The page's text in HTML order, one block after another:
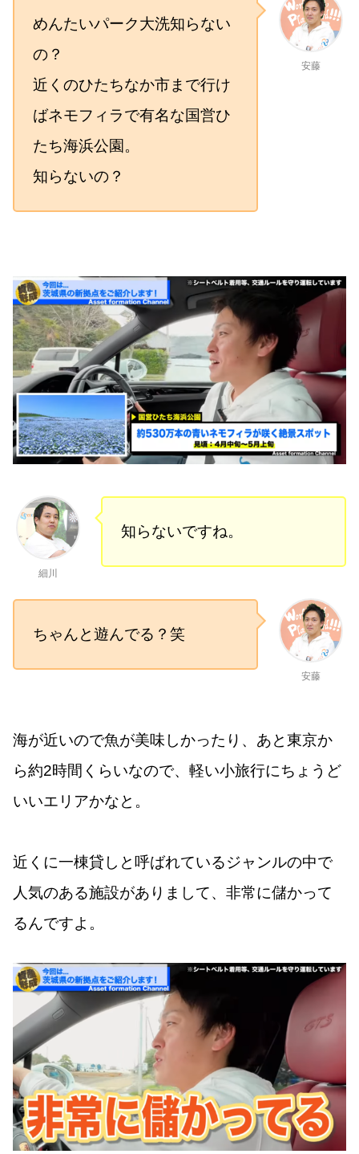
安藤
めんたいパーク大洗知らない
の？
近くのひたちなか市まで行け
ばネモフィラで有名な国営ひ
たち海浜公園。
知らないの？
細川
知らないですね。
安藤
ちゃんと遊んでる？笑
海が近いので魚が美味しかったり、あと東京か
ら約2時間くらいなので、軽い小旅行にちょうど
いいエリアかなと。
近くに一棟貸しと呼ばれているジャンルの中で
人気のある施設がありまして、非常に儲かって
るんですよ。